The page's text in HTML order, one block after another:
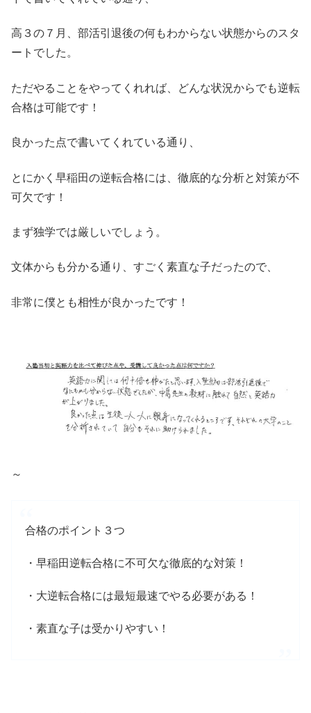
高３の７月、部活引退後の何もわからない状態からのスタ
ートでした。
ただやることをやってくれれば、どんな状況からでも逆転
合格は可能です！
良かった点で書いてくれている通り、
とにかく早稲田の逆転合格には、徹底的な分析と対策が不
可欠です！
まず独学では厳しいでしょう。
文体からも分かる通り、すごく素直な子だったので、
非常に僕とも相性が良かったです！
～
合格のポイント３つ
・早稲田逆転合格に不可欠な徹底的な対策！
・大逆転合格には最短最速でやる必要がある！
・素直な子は受かりやすい！